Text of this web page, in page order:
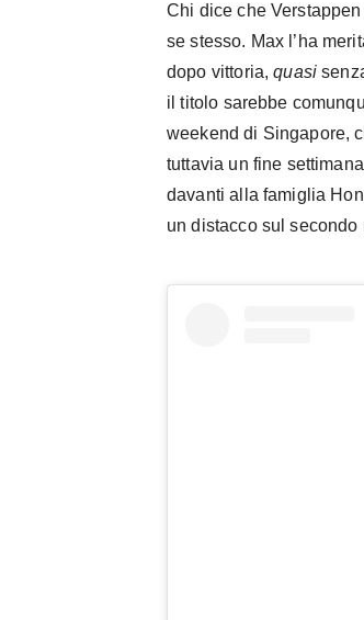
Chi dice che
se stesso. Max l’ha
dopo vittoria,quasi
il titolo sarebbe
weekend di Singapore,
tuttavia un fine
davanti alla famiglia
un distacco sul